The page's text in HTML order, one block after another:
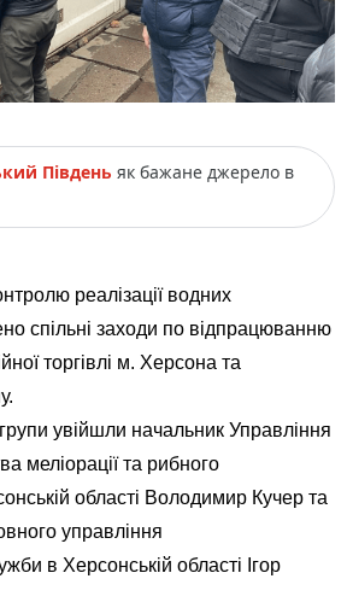
Південь як бажане джерело в
реалізації водних
спільні заходи по відпрацюванню
торгівлі м. Херсона та
увійшли начальник Управління
меліорації та рибного
області Володимир Кучер та
управління
в Херсонській області Ігор